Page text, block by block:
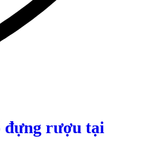
đựng rượu tại